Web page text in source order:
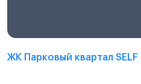
ЖК Парковый квартал